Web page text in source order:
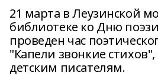
21 марта в Леузинской
библиотеке ко Дню
проведен час
"Капели звонкие
детским писателям.